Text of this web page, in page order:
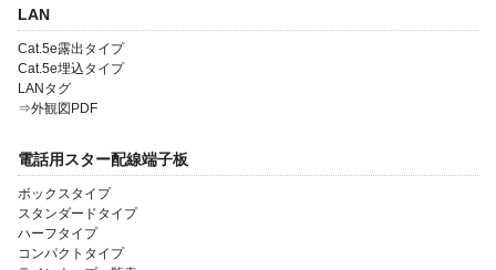
製品一覧
OEM・受託開発
LAN
Cat.5e露出タイプ
Cat.5e埋込タイプ
LANタグ
⇒外観図PDF
電話用スター配線端子板
ボックスタイプ
スタンダードタイプ
ハーフタイプ
コンパクトタイプ